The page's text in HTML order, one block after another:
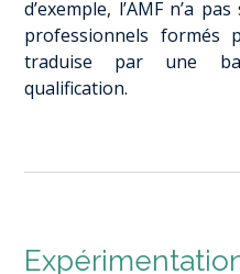
d’exemple, l’AMF n’a
professionnels formés
traduise par une
qualification.